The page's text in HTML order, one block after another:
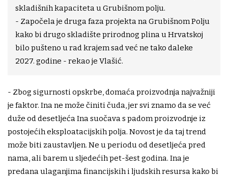
skladišnih kapaciteta u Grubišnom polju.
- Započela je druga faza projekta na Grubišnom Polju
kako bi drugo skladište prirodnog plina u Hrvatskoj
bilo pušteno u rad krajem sad već ne tako daleke
2027. godine - rekao je Vlašić.
- Zbog sigurnosti opskrbe, domaća proizvodnja najvažniji
je faktor. Ina ne može činiti čuda, jer svi znamo da se već
duže od desetljeća Ina suočava s padom proizvodnje iz
postojećih eksploatacijskih polja. Novost je da taj trend
može biti zaustavljen. Ne u periodu od desetljeća pred
nama, ali barem u sljedećih pet-šest godina. Ina je
predana ulaganjima financijskih i ljudskih resursa kako bi